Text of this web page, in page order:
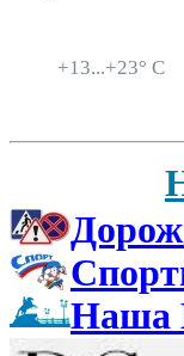
+13...+23° C
Наша